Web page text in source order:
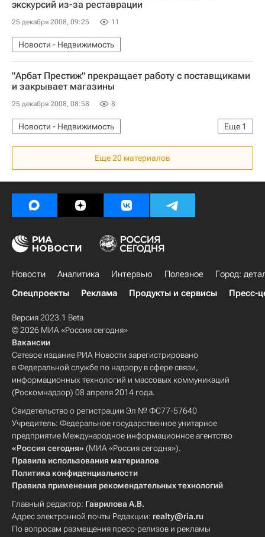
экскурсий из-за реставрации
25 декабря 2008, 09:25 11
Новости - Недвижимость
"Арбат Престиж" прекращает работу с поставщиками
и закрывает магазины
25 декабря 2008, 08:58 8
Еще 1
Новости - Недвижимость
Коммерческая недвижимость
Еще 20 материалов
Новости Аналитика Интервью Полезное
Город:
Спецпроекты
Реклама Продукты и сервисы Пресс-
Версия 2023.1 Beta
© 2026 МИА «Россия сегодня»
Вакансии
Сетевое издание РИА Новости зарегистрировано
в Федеральной службе по надзору в сфере связи,
информационных технологий и массовых коммуникаций
(Роскомнадзор) 08 апреля 2014 года.
Свидетельство о регистрации Эл № ФС77-57640
Учредитель: Федеральное государственное унитарное
предприятие Международное информационное агентство
«Россия сегодня» (МИА «Россия сегодня»).
Правила использования материалов
Политика конфиденциальности
Правила применения рекомендательных технологий
Главный редактор: Гаврилова А.В.
Адрес электронной почты Редакции: realty@ria.ru
По вопросам размещения пресс-релизов и рекламы